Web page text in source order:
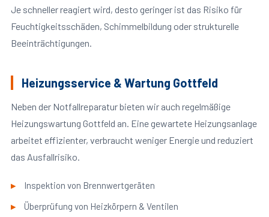
Je schneller reagiert wird, desto geringer ist das Risiko für
Feuchtigkeitsschäden, Schimmelbildung oder strukturelle
Beeinträchtigungen.
Heizungsservice & Wartung Gottfeld
Neben der Notfallreparatur bieten wir auch regelmäßige
Heizungswartung Gottfeld an. Eine gewartete Heizungsanlage
arbeitet effizienter, verbraucht weniger Energie und reduziert
das Ausfallrisiko.
Inspektion von Brennwertgeräten
Überprüfung von Heizkörpern & Ventilen